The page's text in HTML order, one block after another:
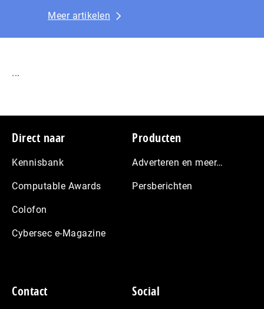
Meer artikelen
...
Footer
Direct naar
Kennisbank
Computable Awards
Colofon
Cybersec e-Magazine
Producten
Adverteren en meer…
Persberichten
Contact Social